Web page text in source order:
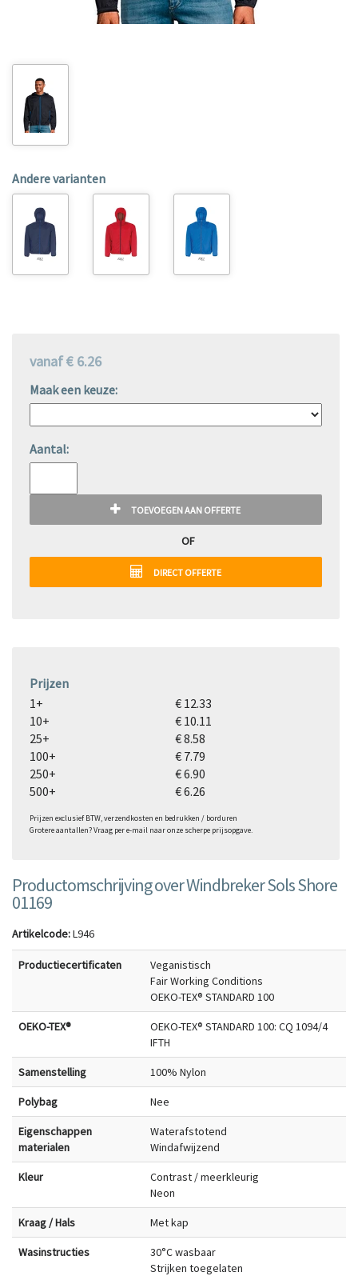
Andere varianten
vanaf € 6.26
Maak een keuze:
Aantal:
TOEVOEGEN AAN OFFERTE
OF
DIRECT OFFERTE
Prijzen
1+
€ 12.33
10+
€ 10.11
25+
€ 8.58
100+
€ 7.79
250+
€ 6.90
500+
€ 6.26
Prijzen exclusief BTW, verzendkosten en bedrukken / borduren
Grotere aantallen? Vraag per e-mail naar onze scherpe prijsopgave.
Productomschrijving over Windbreker Sols Shore
01169
Artikelcode:L946
Productiecertificaten
Veganistisch
Fair Working Conditions
OEKO-TEX® STANDARD 100
OEKO-TEX®
OEKO-TEX® STANDARD 100: CQ 1094/4
IFTH
Samenstelling 100% Nylon
Polybag Nee
Eigenschappen
materialen
Waterafstotend
Windafwijzend
Kleur
Contrast / meerkleurig
Neon
Kraag / Hals Met kap
Wasinstructies
30°C wasbaar
Strijken toegelaten